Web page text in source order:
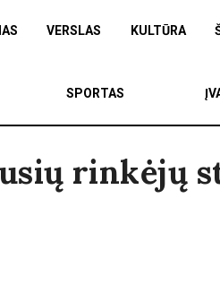
VERSLAS KULTŪRA
SPORTAS
rinkėjų